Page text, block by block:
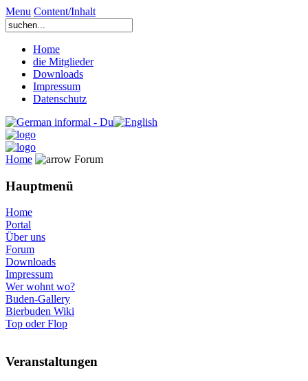
Menu Content/Inhalt
Home
die Mitglieder
Downloads
Impressum
Datenschutz
Home Forum
Hauptmenü
Home
Portal
Über uns
Forum
Downloads
Impressum
Wer wohnt wo?
Buden-Gallery
Bierbuden Wiki
Top oder Flop
Veranstaltungen